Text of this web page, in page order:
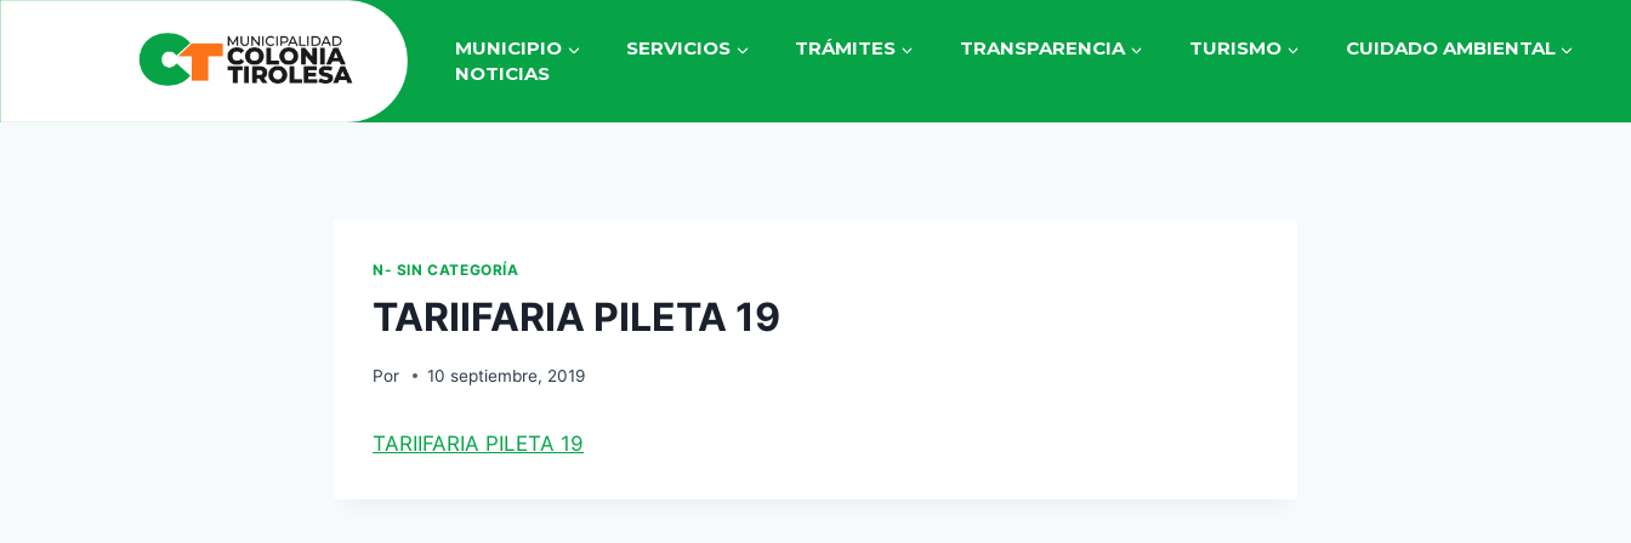
MUNICIPIO SERVICIOS TRÁMITES TRANSPARENCIA TURISMO
CUIDADO AMBIENTAL
NOTICIAS
N- SIN CATEGORÍA
TARIIFARIA PILETA 19
Por 10 septiembre, 2019
TARIIFARIA PILETA 19